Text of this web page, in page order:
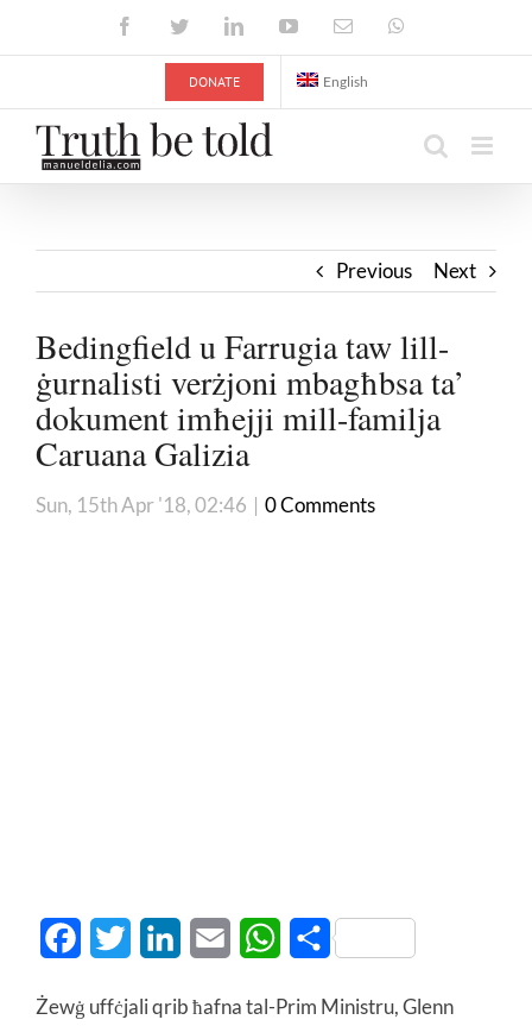
FacebookTwitterLinkedInYouTubeEmail
DONATE English
Previous Next
Bedingfield u Farrugia taw lill-
ġurnalisti verżjoni mbagħbsa ta’
dokument imħejji mill-familja
Caruana Galizia
Sun, 15th Apr '18, 02:46 | 0 Comments
FacebookTwitter LinkedInEmail WhatsApp
Share
Żewġ uffċjali qrib ħafna tal-Prim Ministru, Glenn